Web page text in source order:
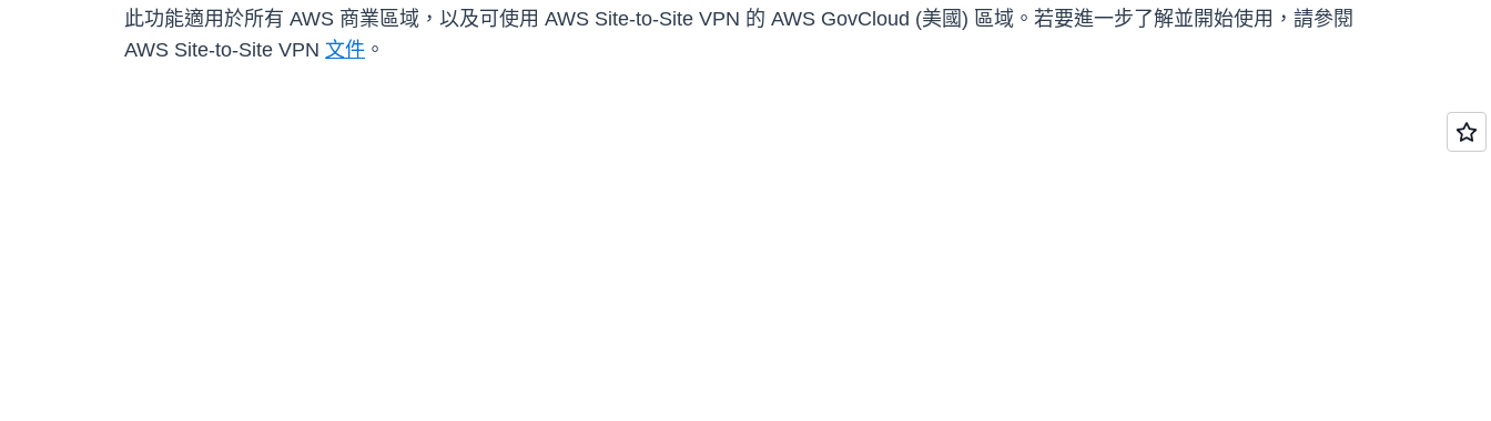
此功能適用於所有 AWS 商業區域，以及可使用 AWS Site-to-Site VPN 的 AWS GovCloud (美國) 區域。若要進一步了解並開始使用，請參閱
AWS Site-to-Site VPN 文件 。